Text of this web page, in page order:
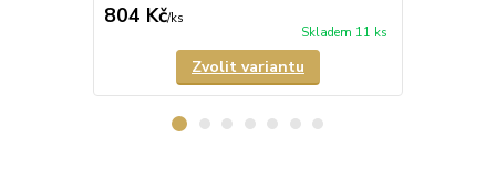
804 Kč/ks
Skladem 11 ks
Zvolit variantu